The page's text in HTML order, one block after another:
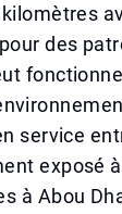
des
service
exposé
à Abou